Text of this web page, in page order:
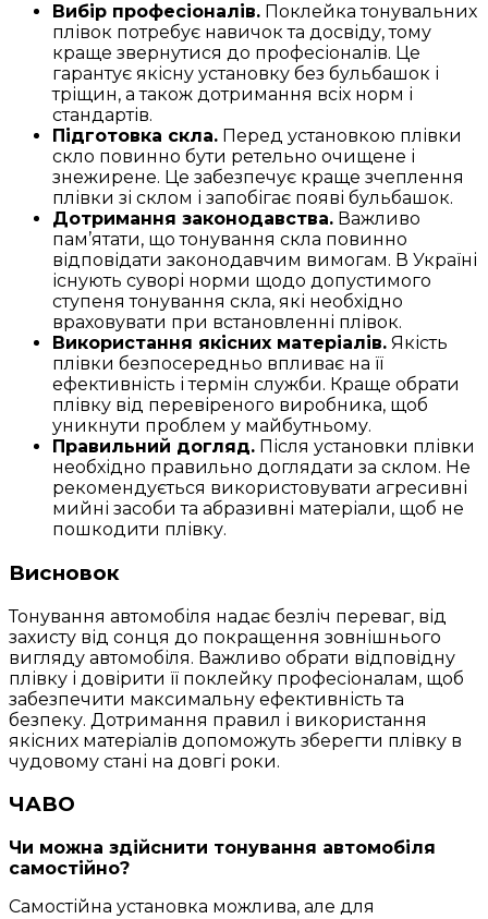
Вибір професіоналів. Поклейка тонувальних
плівок потребує навичок та досвіду, тому
краще звернутися до професіоналів. Це
гарантує якісну установку без бульбашок і
тріщин, а також дотримання всіх норм і
стандартів.
Підготовка скла. Перед установкою плівки
скло повинно бути ретельно очищене і
знежирене. Це забезпечує краще зчеплення
плівки зі склом і запобігає появі бульбашок.
Дотримання законодавства. Важливо
пам’ятати, що тонування скла повинно
відповідати законодавчим вимогам. В Україні
існують суворі норми щодо допустимого
ступеня тонування скла, які необхідно
враховувати при встановленні плівок.
Використання якісних матеріалів. Якість
плівки безпосередньо впливає на її
ефективність і термін служби. Краще обрати
плівку від перевіреного виробника, щоб
уникнути проблем у майбутньому.
Правильний догляд. Після установки плівки
необхідно правильно доглядати за склом. Не
рекомендується використовувати агресивні
мийні засоби та абразивні матеріали, щоб не
пошкодити плівку.
Висновок
Тонування автомобіля надає безліч переваг, від
захисту від сонця до покращення зовнішнього
вигляду автомобіля. Важливо обрати відповідну
плівку і довірити її поклейку професіоналам, щоб
забезпечити максимальну ефективність та
безпеку. Дотримання правил і використання
якісних матеріалів допоможуть зберегти плівку в
чудовому стані на довгі роки.
ЧАВО
Чи можна здійснити тонування автомобіля
самостійно?
Самостійна установка можлива, але для